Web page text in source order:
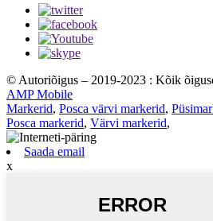
© Autoriõigus – 2019-2023 : Kõik
AMP Mobile
Markerid, Posca värvi markerid,
Posca markerid, Värvi markerid,
Saada email
x